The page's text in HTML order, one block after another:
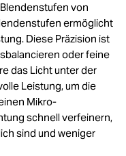
von
ermöglicht
Diese Präzision ist
oder feine
das Licht unter der
Leistung, um die
Mikro-
schnell verfeinern,
sind und weniger